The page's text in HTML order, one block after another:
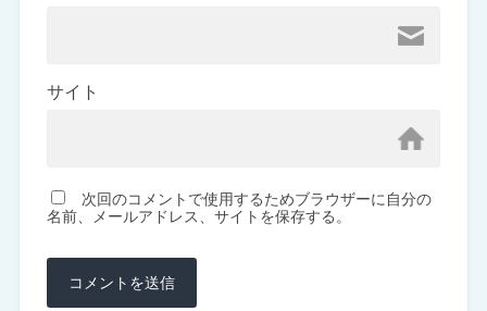
サイト
次回のコメントで使用するためブラウザーに自分の
名前、メールアドレス、サイトを保存する。